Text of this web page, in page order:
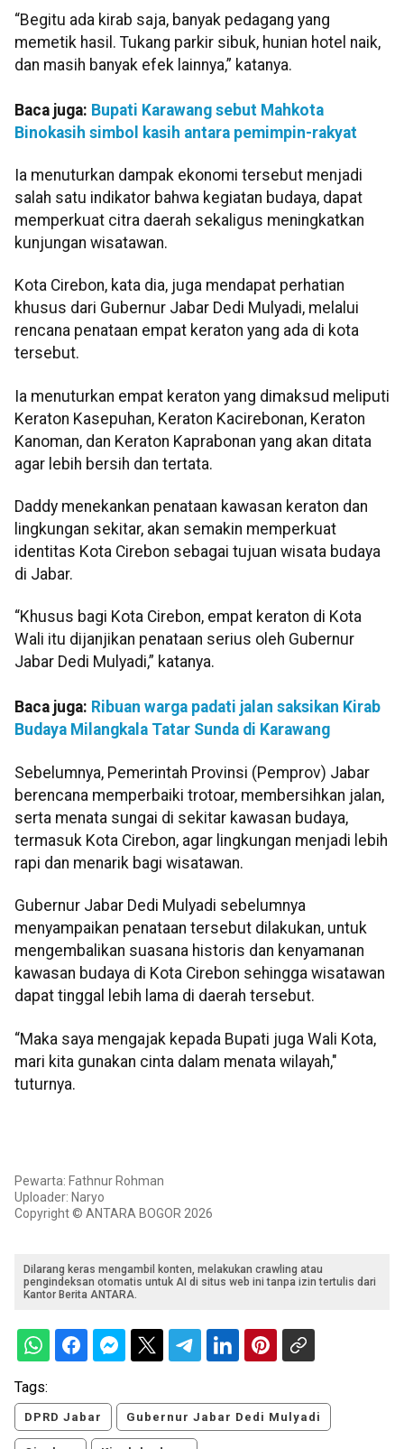
“Begitu ada kirab saja, banyak pedagang yang
memetik hasil. Tukang parkir sibuk, hunian hotel naik,
dan masih banyak efek lainnya,” katanya.
Baca juga: Bupati Karawang sebut Mahkota
Binokasih simbol kasih antara pemimpin-rakyat
Ia menuturkan dampak ekonomi tersebut menjadi
salah satu indikator bahwa kegiatan budaya, dapat
memperkuat citra daerah sekaligus meningkatkan
kunjungan wisatawan.
Kota Cirebon, kata dia, juga mendapat perhatian
khusus dari Gubernur Jabar Dedi Mulyadi, melalui
rencana penataan empat keraton yang ada di kota
tersebut.
Ia menuturkan empat keraton yang dimaksud meliputi
Keraton Kasepuhan, Keraton Kacirebonan, Keraton
Kanoman, dan Keraton Kaprabonan yang akan ditata
agar lebih bersih dan tertata.
Daddy menekankan penataan kawasan keraton dan
lingkungan sekitar, akan semakin memperkuat
identitas Kota Cirebon sebagai tujuan wisata budaya
di Jabar.
“Khusus bagi Kota Cirebon, empat keraton di Kota
Wali itu dijanjikan penataan serius oleh Gubernur
Jabar Dedi Mulyadi,” katanya.
Baca juga: Ribuan warga padati jalan saksikan Kirab
Budaya Milangkala Tatar Sunda di Karawang
Sebelumnya, Pemerintah Provinsi (Pemprov) Jabar
berencana memperbaiki trotoar, membersihkan jalan,
serta menata sungai di sekitar kawasan budaya,
termasuk Kota Cirebon, agar lingkungan menjadi lebih
rapi dan menarik bagi wisatawan.
Gubernur Jabar Dedi Mulyadi sebelumnya
menyampaikan penataan tersebut dilakukan, untuk
mengembalikan suasana historis dan kenyamanan
kawasan budaya di Kota Cirebon sehingga wisatawan
dapat tinggal lebih lama di daerah tersebut.
“Maka saya mengajak kepada Bupati juga Wali Kota,
mari kita gunakan cinta dalam menata wilayah,"
tuturnya.
Pewarta: Fathnur Rohman
Uploader: Naryo
Copyright © ANTARA BOGOR 2026
Dilarang keras mengambil konten, melakukan crawling atau
pengindeksan otomatis untuk AI di situs web ini tanpa izin tertulis dari
Kantor Berita ANTARA.
Tags:
DPRD Jabar Gubernur Jabar Dedi Mulyadi